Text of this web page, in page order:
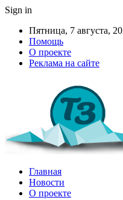
Sign in
Пятница, 7 августа,
Помощь
О проекте
Реклама на сайте
Главная
Новости
О проекте